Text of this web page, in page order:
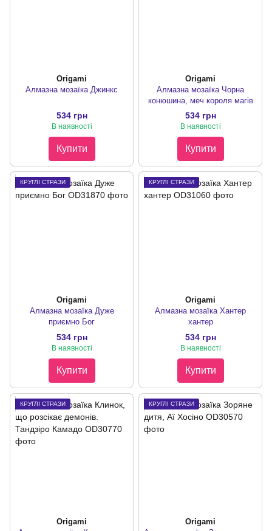
Origami
Алмазна мозаїка Джинкс
534 грн
В наявності
Купити
Origami
Алмазна мозаїка Чорна
конюшина, меч короля магів
534 грн
В наявності
Купити
КРУГЛІ СТРАЗИ
Origami
Алмазна мозаїка Дуже
приємно Бог
534 грн
В наявності
Купити
КРУГЛІ СТРАЗИ
Origami
Алмазна мозаїка Хантер
хантер
534 грн
В наявності
Купити
КРУГЛІ СТРАЗИ
Origami
КРУГЛІ СТРАЗИ
Origami